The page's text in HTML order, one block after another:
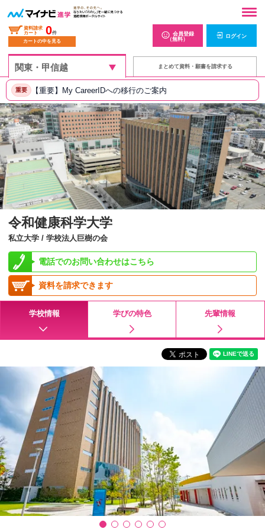
資料請求
カート
0件
カートの中を見る
会員登録
（無料）
ログイン
まとめて資料・願書を請求する
重要 【重要】My CareerIDへの移行のご案内
令和健康科学大学
私立大学 / 学校法人巨樹の会
電話でのお問い合わせはこちら
資料を請求できます
学校情報 学びの特色 先輩情報